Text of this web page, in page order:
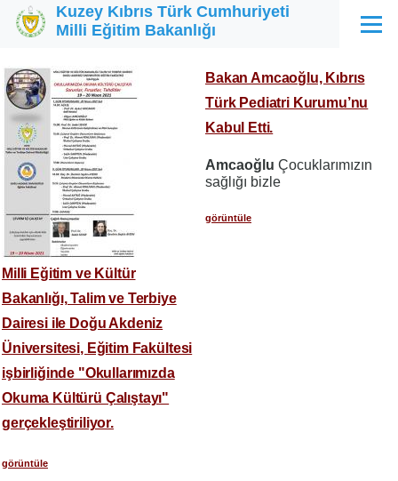
Ana içeriğe atla
Kuzey Kıbrıs Türk Cumhuriyeti
Milli Eğitim Bakanlığı
Menü
Milli Eğitim ve Kültür
Bakanlığı, Talim ve Terbiye
Dairesi ile Doğu Akdeniz
Üniversitesi, Eğitim Fakültesi
işbirliğinde "Okullarımızda
Okuma Kültürü Çalıştayı"
gerçekleştiriliyor.
görüntüle
Bakan Amcaoğlu, Kıbrıs
Türk Pediatri Kurumu’nu
Kabul Etti.
Amcaoğlu Çocuklarımızın
sağlığı bizle
görüntüle